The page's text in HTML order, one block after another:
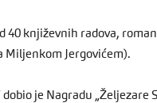
40 književnih radova,
Miljenkom Jergovićem).
je Nagradu „Željezare